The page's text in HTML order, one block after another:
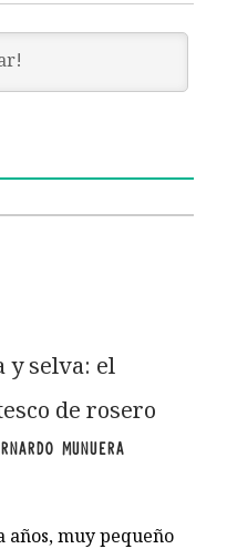
y selva: el
de rosero
MUNUERA
años, muy pequeño